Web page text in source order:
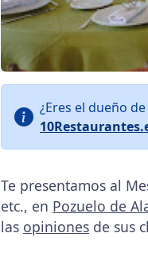
¿Eres el dueño
Te presentamos al
etc., en Pozuelo de
las opiniones de sus